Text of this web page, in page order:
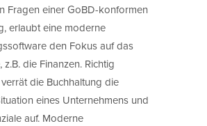
Fragen einer GoBD-konformen
erlaubt eine moderne
den Fokus auf das
z.B. die Finanzen. Richtig
die Buchhaltung die
eines Unternehmens und
auf. Moderne